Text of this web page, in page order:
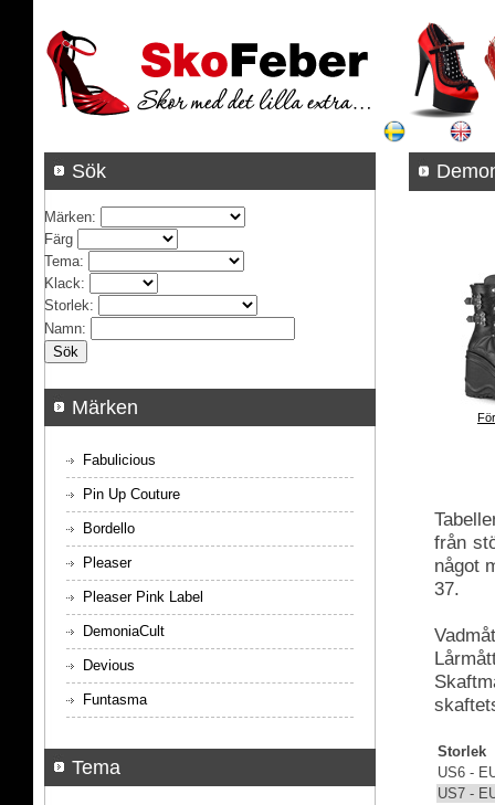
från
något
37.
Storlek
US6 -
US7 -
Sök
Märken:
Färg
Tema:
Klack:
Storlek:
Namn:
Märken
Fabulicious
Pin Up Couture
Bordello
Pleaser
Pleaser Pink Label
DemoniaCult
Devious
Funtasma
Tema